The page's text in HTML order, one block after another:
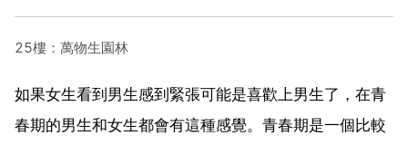
25樓：萬物生園林
如果女生看到男生感到緊張可能是喜歡上男生了，在青
春期的男生和女生都會有這種感覺。青春期是一個比較